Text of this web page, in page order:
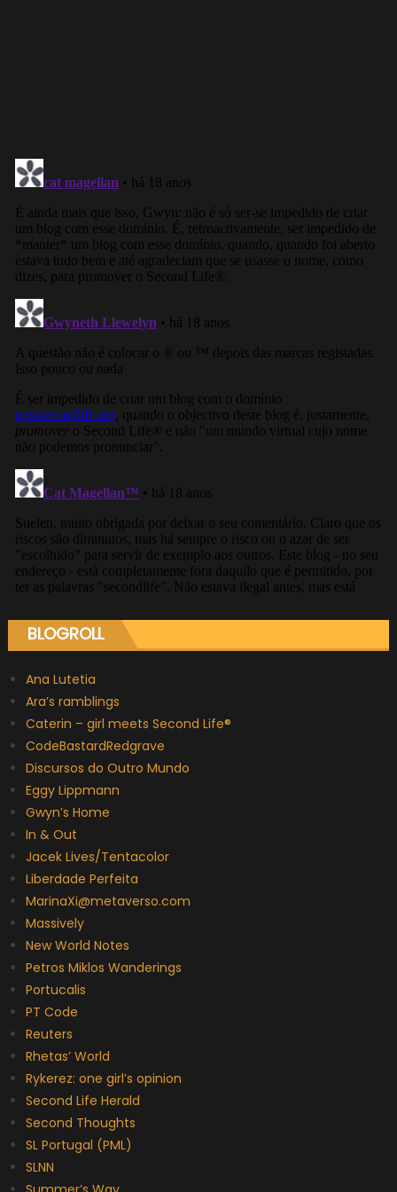
BLOGROLL
Ana Lutetia
Ara’s ramblings
Caterin – girl meets Second Life®
CodeBastardRedgrave
Discursos do Outro Mundo
Eggy Lippmann
Gwyn’s Home
In & Out
Jacek Lives/Tentacolor
Liberdade Perfeita
MarinaXi@metaverso.com
Massively
New World Notes
Petros Miklos Wanderings
Portucalis
PT Code
Reuters
Rhetas’ World
Rykerez: one girl’s opinion
Second Life Herald
Second Thoughts
SL Portugal (PML)
SLNN